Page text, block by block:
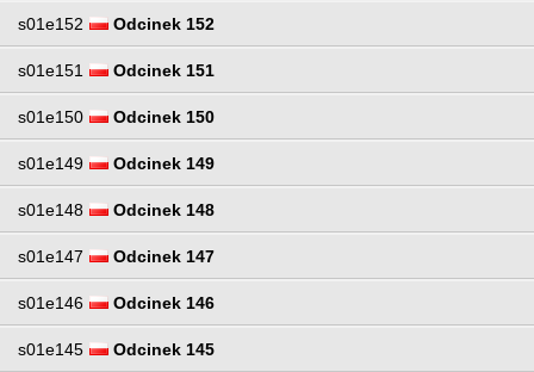
s01e152 Odcinek 152
s01e151 Odcinek 151
s01e150 Odcinek 150
s01e149 Odcinek 149
s01e148 Odcinek 148
s01e147 Odcinek 147
s01e146 Odcinek 146
s01e145 Odcinek 145